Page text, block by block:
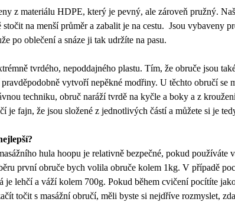
z materiálu HDPE, který je pevný, ale zároveň pružný.
stočit na menší průměr a zabalit je na cestu.  Jsou vybaveny
po oblečení a snáze ji tak udržíte na pasu.
tvrdého, nepoddajného plastu. Tím, že obruče jsou
vytvoří nepěkné modřiny. U těchto obručí se
techniku, obruč naráží tvrdě na kyčle a boky a z
je fajn, že jsou složené z jednotlivých částí a můžete si je
hula hoopu je relativně bezpečné, pokud používáte
první obruče bych volila obruče kolem 1kg. V případě
je lehčí a váží kolem 700g. Pokud během cvičení pocítíte
točit s masážní obručí, měli byste si nejdříve rozmyslet,